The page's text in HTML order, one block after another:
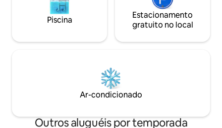
Piscina
Estacionamento
gratuito no local
Ar-condicionado
Outros aluguéis por temporada